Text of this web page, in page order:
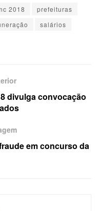
2018
prefeituras
salários
divulga convocação
em concurso da